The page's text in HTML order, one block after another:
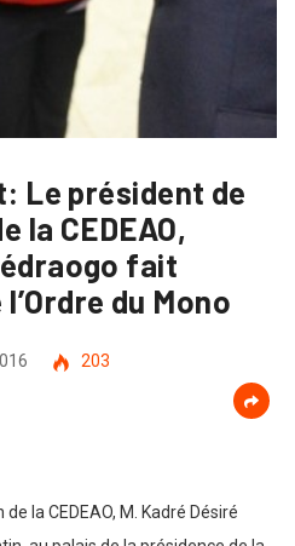
Le président de
la CEDEAO,
fait
du Mono
203
la CEDEAO, M. Kadré Désiré